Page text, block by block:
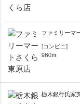
ファミリーマ
[コンビニ]
960m
栃木銀行氏家